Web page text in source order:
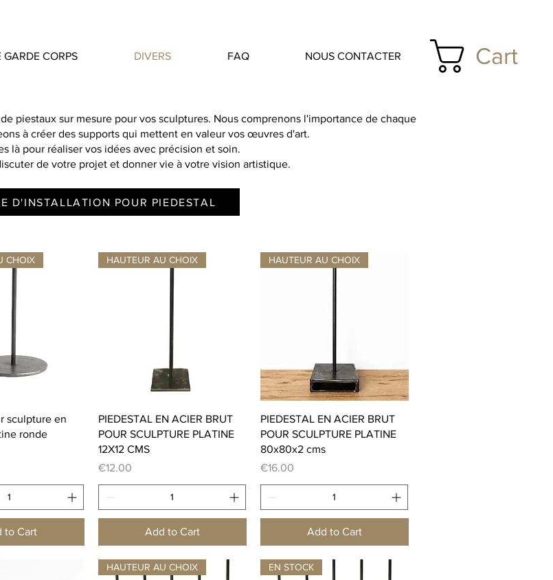
GARDE CORPS DIVERS FAQ NOUS CONTACTER Cart
piestaux sur mesure pour vos sculptures. Nous comprenons l'importance de chaque
à créer des supports qui mettent en valeur vos œuvres d'art.
là pour réaliser vos idées avec précision et soin.
de votre projet et donner vie à votre vision artistique.
D'INSTALLATION POUR PIEDESTAL
View
CHOIX
sculpture en
ronde
to Cart
Quick View
HAUTEUR AU CHOIX
PIEDESTAL EN ACIER BRUT
POUR SCULPTURE PLATINE
12X12 CMS
Price
€12.00
Add to Cart
Quick View
HAUTEUR AU CHOIX
PIEDESTAL EN ACIER BRUT
POUR SCULPTURE PLATINE
80x80x2 cms
Price
€16.00
Add to Cart
HAUTEUR AU CHOIX EN STOCK